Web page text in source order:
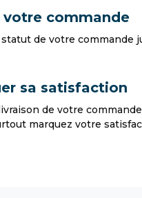
votre commande
de votre commande
sa satisfaction
de votre
marquez votre